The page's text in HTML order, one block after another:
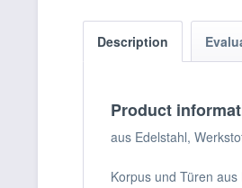
Description
Product
aus Edelstahl,
Korpus und Türen